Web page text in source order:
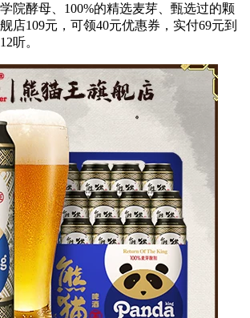
院酵母、100%的精选麦芽、甄选过的颗
店109元，可领40元优惠券，实付69元到
听。